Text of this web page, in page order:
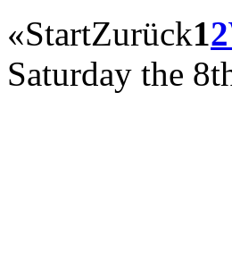
«StartZurück12
Saturday the